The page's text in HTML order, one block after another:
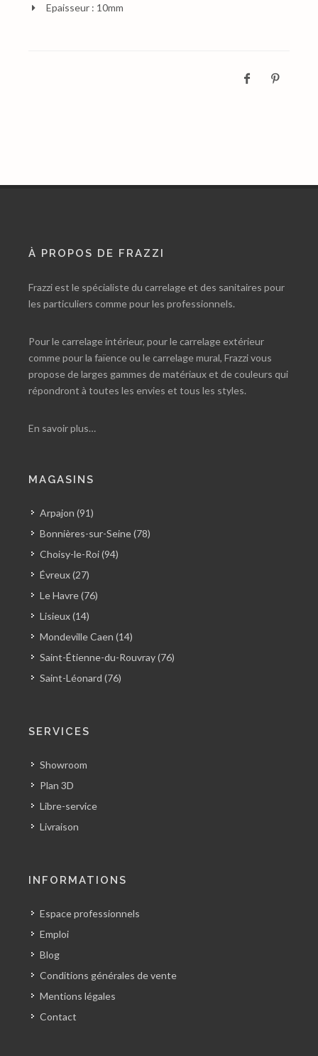
Epaisseur : 10mm
À PROPOS DE FRAZZI
Frazzi est le spécialiste du carrelage et des sanitaires pour
les particuliers comme pour les professionnels.
Pour le carrelage intérieur, pour le carrelage extérieur
comme pour la faïence ou le carrelage mural, Frazzi vous
propose de larges gammes de matériaux et de couleurs qui
répondront à toutes les envies et tous les styles.
En savoir plus…
MAGASINS
Arpajon (91)
Bonnières-sur-Seine (78)
Choisy-le-Roi (94)
Évreux (27)
Le Havre (76)
Lisieux (14)
Mondeville Caen (14)
Saint-Étienne-du-Rouvray (76)
Saint-Léonard (76)
SERVICES
Showroom
Plan 3D
Libre-service
Livraison
INFORMATIONS
Espace professionnels
Emploi
Blog
Conditions générales de vente
Mentions légales
Contact